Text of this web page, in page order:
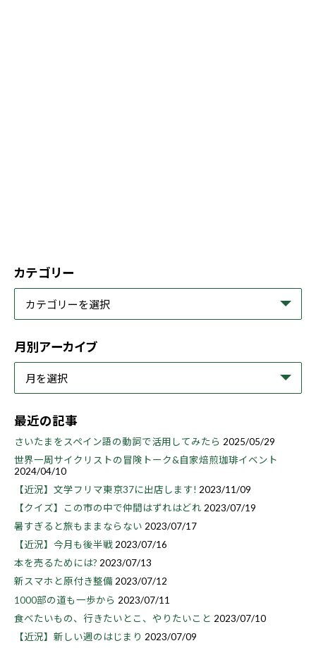
カテゴリー
月別アーカイブ
最近の記事
さいたまをスペイン語の動詞で活用してみたら 2025/05/29
世界一周サイクリストの冒険トーク&自家焙煎珈琲イベント
2024/04/10
【近況】文学フリマ東京37に出店します! 2023/11/09
【クイズ】この市の中で仲間はずれはどれ 2023/07/19
暑すぎると旅もままならない 2023/07/17
【近況】今月も後半戦 2023/07/16
本を売るためには? 2023/07/13
新スマホと原付き整備2023/07/12
1000部の道も一歩から 2023/07/11
食べたいもの、行きたいとこ、やりたいこと 2023/07/10
【近況】新しい週のはじまり 2023/07/09